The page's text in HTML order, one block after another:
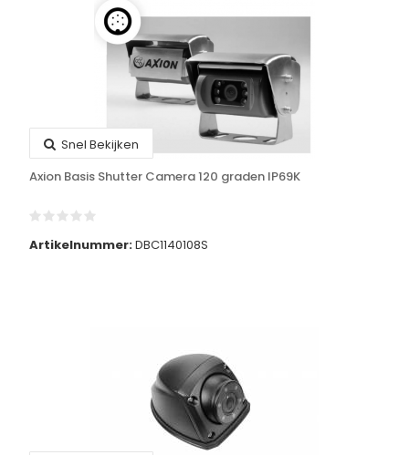
Snel Bekijken
Axion Basis Shutter Camera 120 graden IP69K
Artikelnummer:DBC1140108S